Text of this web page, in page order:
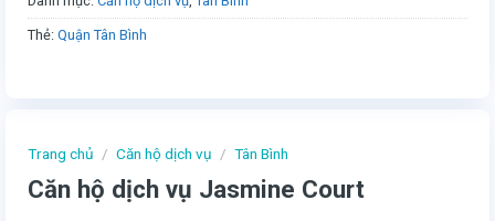
Trang chủ / Căn hộ dịch vụ / Tân Bình
Căn hộ dịch vụ Jasmine Court
Thẻ: Quận Tân Bình